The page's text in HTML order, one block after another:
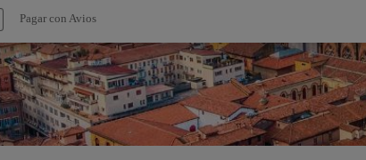
Pagar con Avios